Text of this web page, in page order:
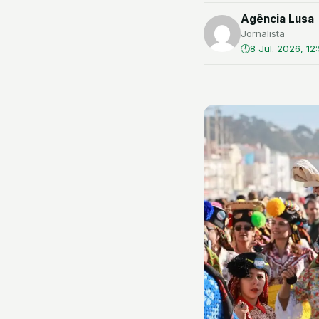
Agência Lusa
Jornalista
8 Jul. 2026,